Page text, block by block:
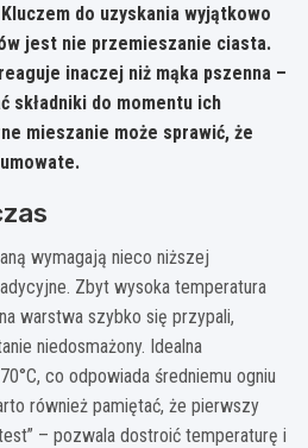
Kluczem do uzyskania wyjątkowo
jest nie przemieszanie ciasta.
inaczej niż mąka pszenna –
składniki do momentu ich
mieszanie może sprawić, że
wymagają nieco niższej
Zbyt wysoka temperatura
warstwa szybko się przypali,
niedosmażony. Idealna
co odpowiada średniemu ogniu
również pamiętać, że pierwszy
– pozwala dostroić temperaturę i